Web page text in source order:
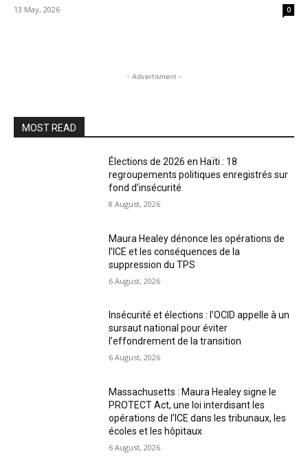
13 May, 2026 0
- Advertisment -
MOST READ
Élections de 2026 en Haïti : 18
regroupements politiques enregistrés sur
fond d’insécurité
8 August, 2026
Maura Healey dénonce les opérations de
l’ICE et les conséquences de la
suppression du TPS
6 August, 2026
Insécurité et élections : l’OCID appelle à un
sursaut national pour éviter
l’effondrement de la transition
6 August, 2026
Massachusetts : Maura Healey signe le
PROTECT Act, une loi interdisant les
opérations de l’ICE dans les tribunaux, les
écoles et les hôpitaux
6 August, 2026